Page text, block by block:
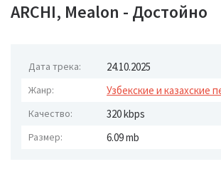
ARCHI, Mealon - Достойно
Дата трека: 24.10.2025
Жанр: Узбекские и казахские
Качество: 320 kbps
Размер: 6.09 mb